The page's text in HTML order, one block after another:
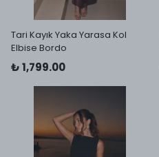
Tari Kayık Yaka Yarasa Kol
Elbise Bordo
₺ 1,799.00